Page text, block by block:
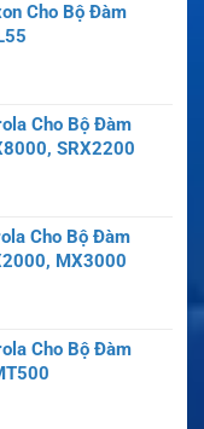
Cho Bộ Đàm
Cho Bộ Đàm
SRX2200
Cho Bộ Đàm
MX3000
Cho Bộ Đàm